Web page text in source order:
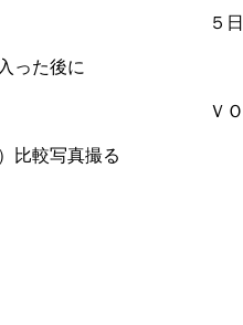
７日の間にご
った後に
マスクをする
比較写真撮る